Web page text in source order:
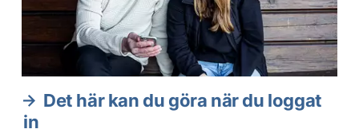
Det här kan du göra när du loggat
in